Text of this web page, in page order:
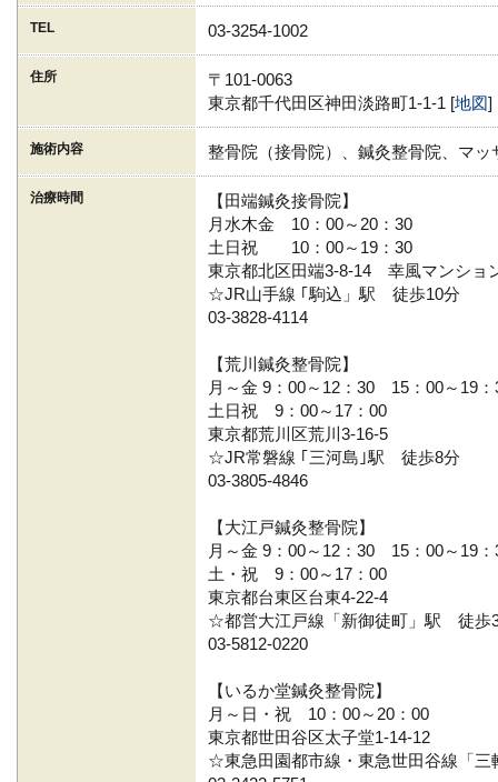
TEL 03-3254-1002
住所
〒101-0063
東京都千代田区神田淡路町1-1-1 [地図]
施術内容 整骨院（接骨院）、鍼灸整骨院、マ
治療時間
【田端鍼灸接骨院】
月水木金 10：00～20：30
土日祝 10：00～19：30
東京都北区田端3-8-14 幸風マンショ
☆JR山手線 ｢駒込」駅 徒歩10分
03-3828-4114
【荒川鍼灸整骨院】
月～金 9：00～12：30 15：00～19：
土日祝 9：00～17：00
東京都荒川区荒川3-16-5
☆JR常磐線 ｢三河島｣駅 徒歩8分
03-3805-4846
【大江戸鍼灸整骨院】
月～金 9：00～12：30 15：00～19：
土・祝 9：00～17：00
東京都台東区台東4-22-4
☆都営大江戸線「新御徒町」駅 徒歩
03-5812-0220
【いるか堂鍼灸整骨院】
月～日・祝 10：00～20：00
東京都世田谷区太子堂1-14-12
☆東急田園都市線・東急世田谷線「